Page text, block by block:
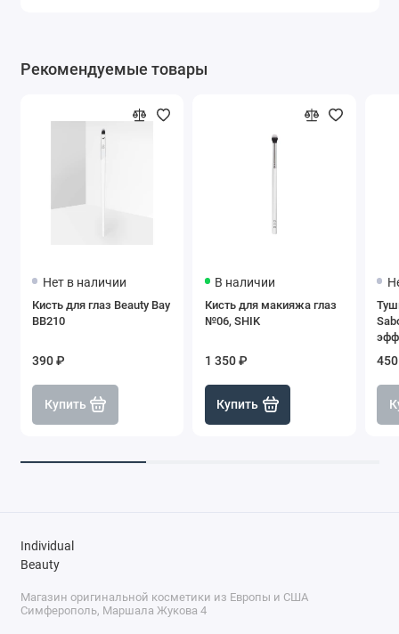
Рекомендуемые товары
Нет в наличии
Кисть для глаз Beauty Bay
BB210
390 ₽
Купить
В наличии
Кисть для макияжа глаз
№06, SHIK
1 350 ₽
Купить
Individual
Beauty
Магазин оригинальной косметики из Европы и США
Симферополь, Маршала Жукова 4